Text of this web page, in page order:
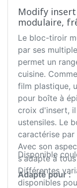
Modify
modulaire,
Le bloc-tiroir
par ses
permet un
cuisine.
film plastique,
pour boîte à
croix d'insert,
ustensiles. Le
caractérise
Avec son
s'adapte à
Différentes
disponibles
Disponible
Adapté pour :